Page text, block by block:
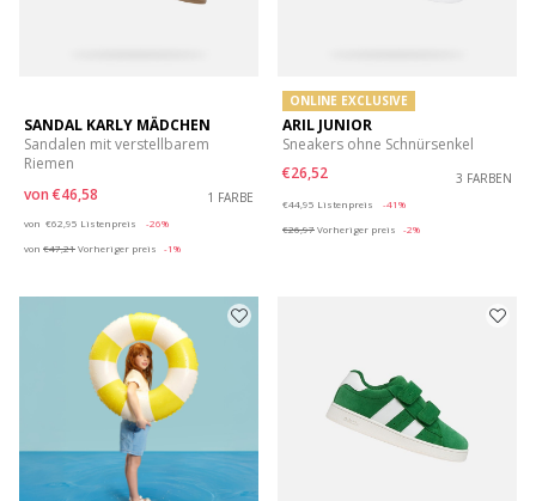
SANDAL KARLY MÄDCHEN
Sandalen mit verstellbarem
Riemen
von €46,58 1 FARBE
von €62,95 Listenpreis
-26%
von €47,21Vorheriger preis -1%
ONLINE EXCLUSIVE
ARIL JUNIOR
Sneakers ohne Schnürsenkel
€26,52
3 FARBEN
€44,95 Listenpreis
-41%
€26,97Vorheriger preis -2%